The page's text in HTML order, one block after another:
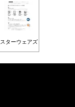
スターウェアズ